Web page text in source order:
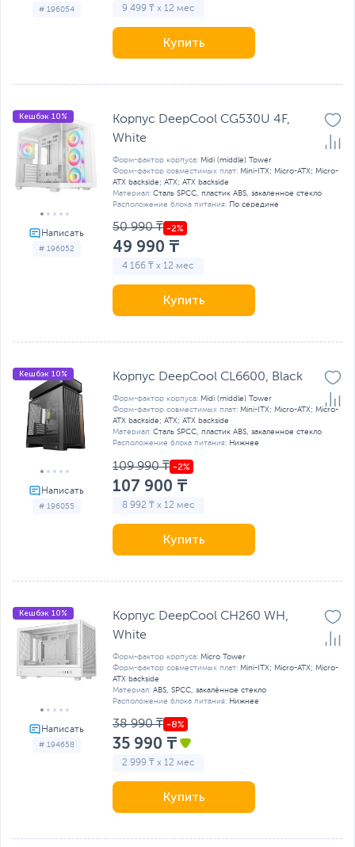
# 196054 9 499 ₸ x 12 мес
Купить
# 196052
Кешбэк 10%
Корпус DeepCool CG530U 4F,
White
Форм-фактор корпуса: Midi (middle) Tower
Форм-фактор совместимых плат: Mini-ITX; Micro-ATX; Micro-
ATX backside; ATX; ATX backside
Материал: Сталь SPCC, пластик ABS, закаленное стекло
Расположение блока питания: По середине
50 990 ₸
49 990 ₸
4 166 ₸ x 12 мес
Купить
# 196055
Кешбэк 10% Корпус DeepCool CL6600, Black
Форм-фактор корпуса: Midi (middle) Tower
Форм-фактор совместимых плат: Mini-ITX; Micro-ATX; Micro-
ATX backside; ATX; ATX backside
Материал: Сталь SPCC, пластик ABS, закаленное стекло
Расположение блока питания: Нижнее
109 990 ₸
107 900 ₸
8 992 ₸ x 12 мес
Купить
# 194658
Кешбэк 10%
Корпус DeepCool CH260 WH,
White
Форм-фактор корпуса: Micro Tower
Форм-фактор совместимых плат: Mini-ITX; Micro-ATX; Micro-
ATX backside
Материал: ABS, SPCC, закалённое стекло
Расположение блока питания: Нижнее
38 990 ₸
35 990 ₸
2 999 ₸ x 12 мес
Купить